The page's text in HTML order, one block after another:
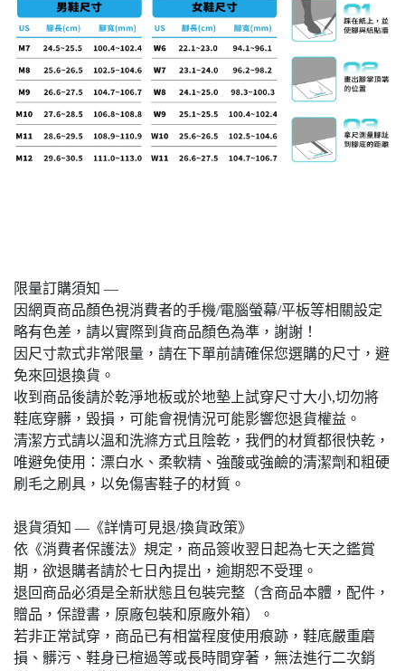
限量訂購須知 —
因網頁商品顏色視消費者的手機/電腦螢幕/平板等相關設定
略有色差，請以實際到貨商品顏色為準，謝謝！
因尺寸款式非常限量，請在下單前請確保您選購的尺寸，避
免來回退換貨。
收到商品後請於乾淨地板或於地墊上試穿尺寸大小,切勿將
鞋底穿髒，毀損，可能會視情況可能影響您退貨權益。
清潔方式請以溫和洗滌方式且陰乾，我們的材質都很快乾，
唯避免使用：漂白水、柔軟精、強酸或強鹼的清潔劑和粗硬
刷毛之刷具，以免傷害鞋子的材質。
退貨須知 —《詳情可見退/換貨政策》
依《消費者保護法》規定，商品簽收翌日起為七天之鑑賞
期，欲退購者請於七日內提出，逾期恕不受理。
退回商品必須是全新狀態且包裝完整（含商品本體，配件，
贈品，保證書，原廠包裝和原廠外箱）。
若非正常試穿，商品已有相當程度使用痕跡，鞋底嚴重磨
損、髒污、鞋身已楦過等或長時間穿著，無法進行二次銷